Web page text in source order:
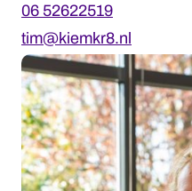
06 52622519
tim@kiemkr8.nl